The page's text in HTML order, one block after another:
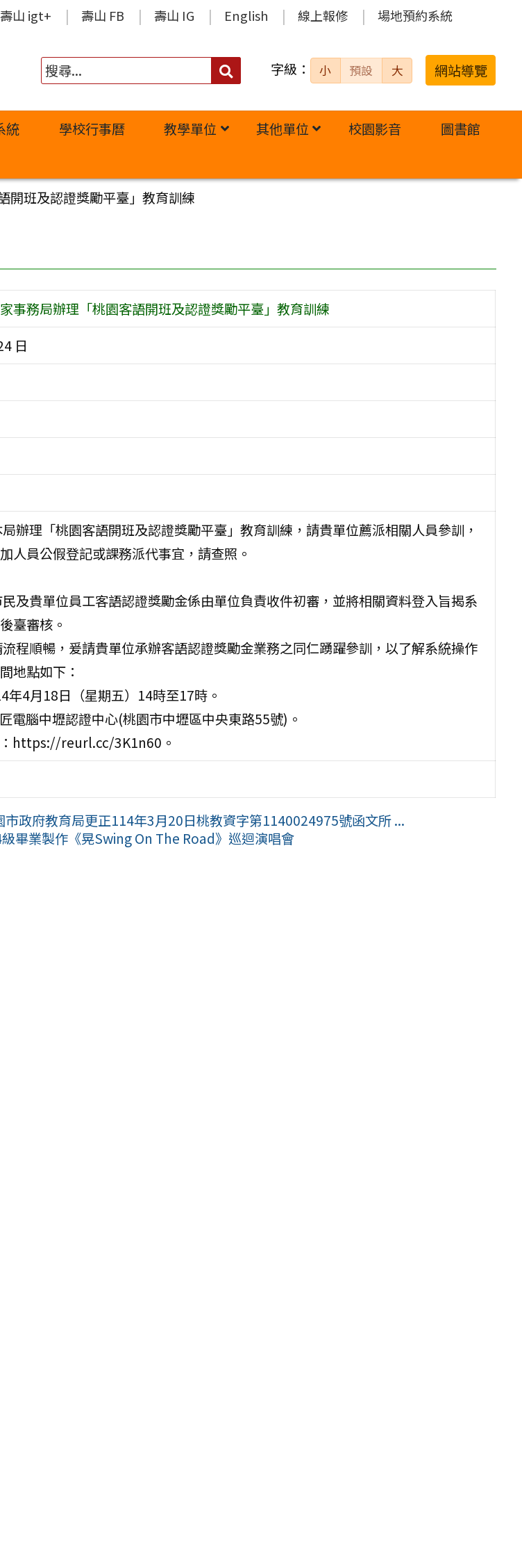
壽山 igt+ 壽山 FB 壽山 IG English 線上報修 場地預約系統
搜
字級： 小 預設 大 網站導覽
統 學校行事曆 教學單位 其他單位 校園影音
圖書館
開班及認證獎勵平臺」教育訓練
事務局辦理「桃園客語開班及認證獎勵平臺」教育訓練
日
辦理「桃園客語開班及認證獎勵平臺」教育訓練，請貴單位薦派相關人員參訓，
人員公假登記或課務派代事宜，請查照。
及貴單位員工客語認證獎勵金係由單位負責收件初審，並將相關資料登入旨揭系
臺審核。
程順暢，爰請貴單位承辦客語認證獎勵金業務之同仁踴躍參訓，以了解系統操作
地點如下：
年4月18日（星期五）14時至17時。
電腦中壢認證中心(桃園市中壢區中央東路55號)。
https://reurl.cc/3K1n60。
市政府教育局更正114年3月20日桃教資字第1140024975號函文所 ...
畢業製作《晃Swing On The Road》巡迴演唱會